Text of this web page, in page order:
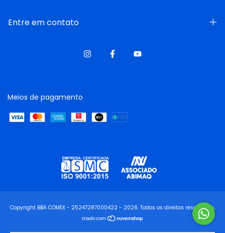
Entre em contato
Meios de pagamento
Copyright BBA COMEX - 25247287000422 - 2026. Todos os direitos reservados.